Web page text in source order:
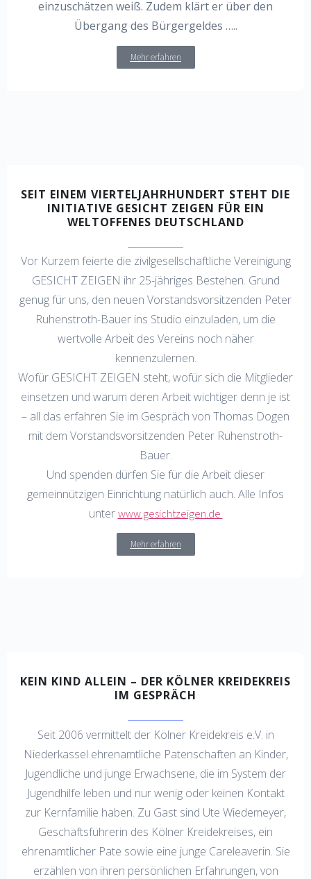
einzuschätzen weiß. Zudem klärt er über den
Übergang des Bürgergeldes …..
Mehr erfahren
SEIT EINEM VIERTELJAHRHUNDERT STEHT DIE
INITIATIVE GESICHT ZEIGEN FÜR EIN
WELTOFFENES DEUTSCHLAND
Vor Kurzem feierte die zivilgesellschaftliche Vereinigung
GESICHT ZEIGEN ihr 25-jähriges Bestehen. Grund
genug für uns, den neuen Vorstandsvorsitzenden Peter
Ruhenstroth-Bauer ins Studio einzuladen, um die
wertvolle Arbeit des Vereins noch näher
kennenzulernen.
Wofür GESICHT ZEIGEN steht, wofür sich die Mitglieder
einsetzen und warum deren Arbeit wichtiger denn je ist
– all das erfahren Sie im Gespräch von Thomas Dogen
mit dem Vorstandsvorsitzenden Peter Ruhenstroth-
Bauer.
Und spenden dürfen Sie für die Arbeit dieser
gemeinnützigen Einrichtung natürlich auch. Alle Infos
unter www.gesichtzeigen.de
Mehr erfahren
KEIN KIND ALLEIN – DER KÖLNER KREIDEKREIS
IM GESPRÄCH​
Seit 2006 vermittelt der Kölner Kreidekreis e.V. in
Niederkassel ehrenamtliche Patenschaften an Kinder,
Jugendliche und junge Erwachsene, die im System der
Jugendhilfe leben und nur wenig oder keinen Kontakt
zur Kernfamilie haben. Zu Gast sind Ute Wiedemeyer,
Geschäftsführerin des Kölner Kreidekreises, ein
ehrenamtlicher Pate sowie eine junge Careleaverin. Sie
erzählen von ihren persönlichen Erfahrungen, von